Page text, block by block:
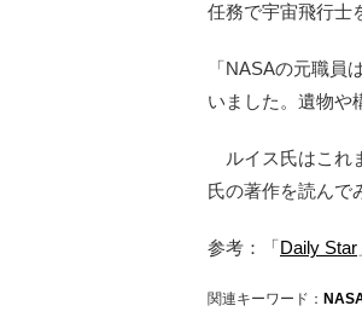
任務で宇宙飛行士
「NASAの元職
いました。遺物や
ルイス氏はこれ
氏の著作を読んで
参考：「Daily Star
関連キーワード：